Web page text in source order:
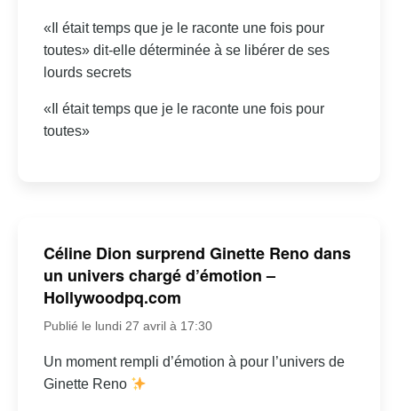
«Il était temps que je le raconte une fois pour
toutes» dit-elle déterminée à se libérer de ses
lourds secrets
«Il était temps que je le raconte une fois pour
toutes»
Céline Dion surprend Ginette Reno dans
un univers chargé d’émotion –
Hollywoodpq.com
Publié le lundi 27 avril à 17:30
Un moment rempli d’émotion à pour l’univers de
Ginette Reno